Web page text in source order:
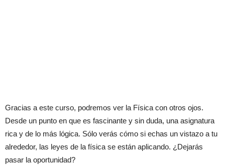
Gracias a este curso, podremos ver la Física con otros ojos.
Desde un punto en que es fascinante y sin duda, una asignatura
rica y de lo más lógica. Sólo verás cómo si echas un vistazo a tu
alrededor, las leyes de la física se están aplicando. ¿Dejarás
pasar la oportunidad?